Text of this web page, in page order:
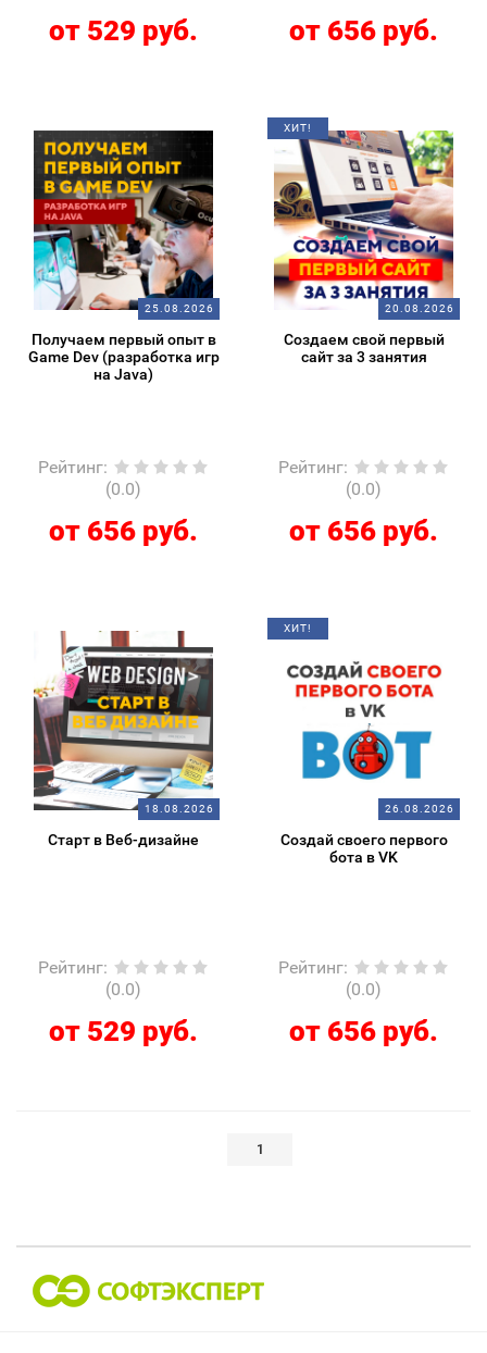
от 529 руб. от 656 руб.
25.08.2026
Получаем первый опыт в
Game Dev (разработка игр
на Java)
Рейтинг:
(0.0)
от 656 руб.
ХИТ!
20.08.2026
Создаем свой первый
сайт за 3 занятия
Рейтинг:
(0.0)
от 656 руб.
18.08.2026
Старт в Веб-дизайне
Рейтинг:
(0.0)
от 529 руб.
ХИТ!
26.08.2026
Создай своего первого
бота в VK
Рейтинг:
(0.0)
от 656 руб.
1